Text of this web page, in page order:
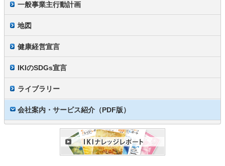
一般事業主行動計画
地図
健康経営宣言
IKIのSDGs宣言
ライブラリー
会社案内・サービス紹介（PDF版）